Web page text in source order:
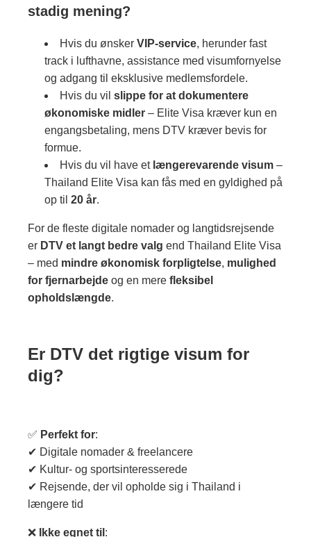
stadig mening?
Hvis du ønsker VIP-service, herunder fast
track i lufthavne, assistance med visumfornyelse
og adgang til eksklusive medlemsfordele.
Hvis du vil slippe for at dokumentere
økonomiske midler – Elite Visa kræver kun en
engangsbetaling, mens DTV kræver bevis for
formue.
Hvis du vil have et længerevarende visum –
Thailand Elite Visa kan fås med en gyldighed på
op til 20 år.
For de fleste digitale nomader og langtidsrejsende
er DTV et langt bedre valg end Thailand Elite Visa
– med mindre økonomisk forpligtelse, mulighed
for fjernarbejde og en mere fleksibel
opholdslængde.
Er DTV det rigtige visum for
dig?
✅ Perfekt for:
✔ Digitale nomader & freelancere
✔ Kultur- og sportsinteresserede
✔ Rejsende, der vil opholde sig i Thailand i
længere tid
❌ Ikke egnet til :